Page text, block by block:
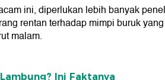
ini, diperlukan lebih banyak
rentan terhadap mimpi buruk
malam.
Ini Faktanya